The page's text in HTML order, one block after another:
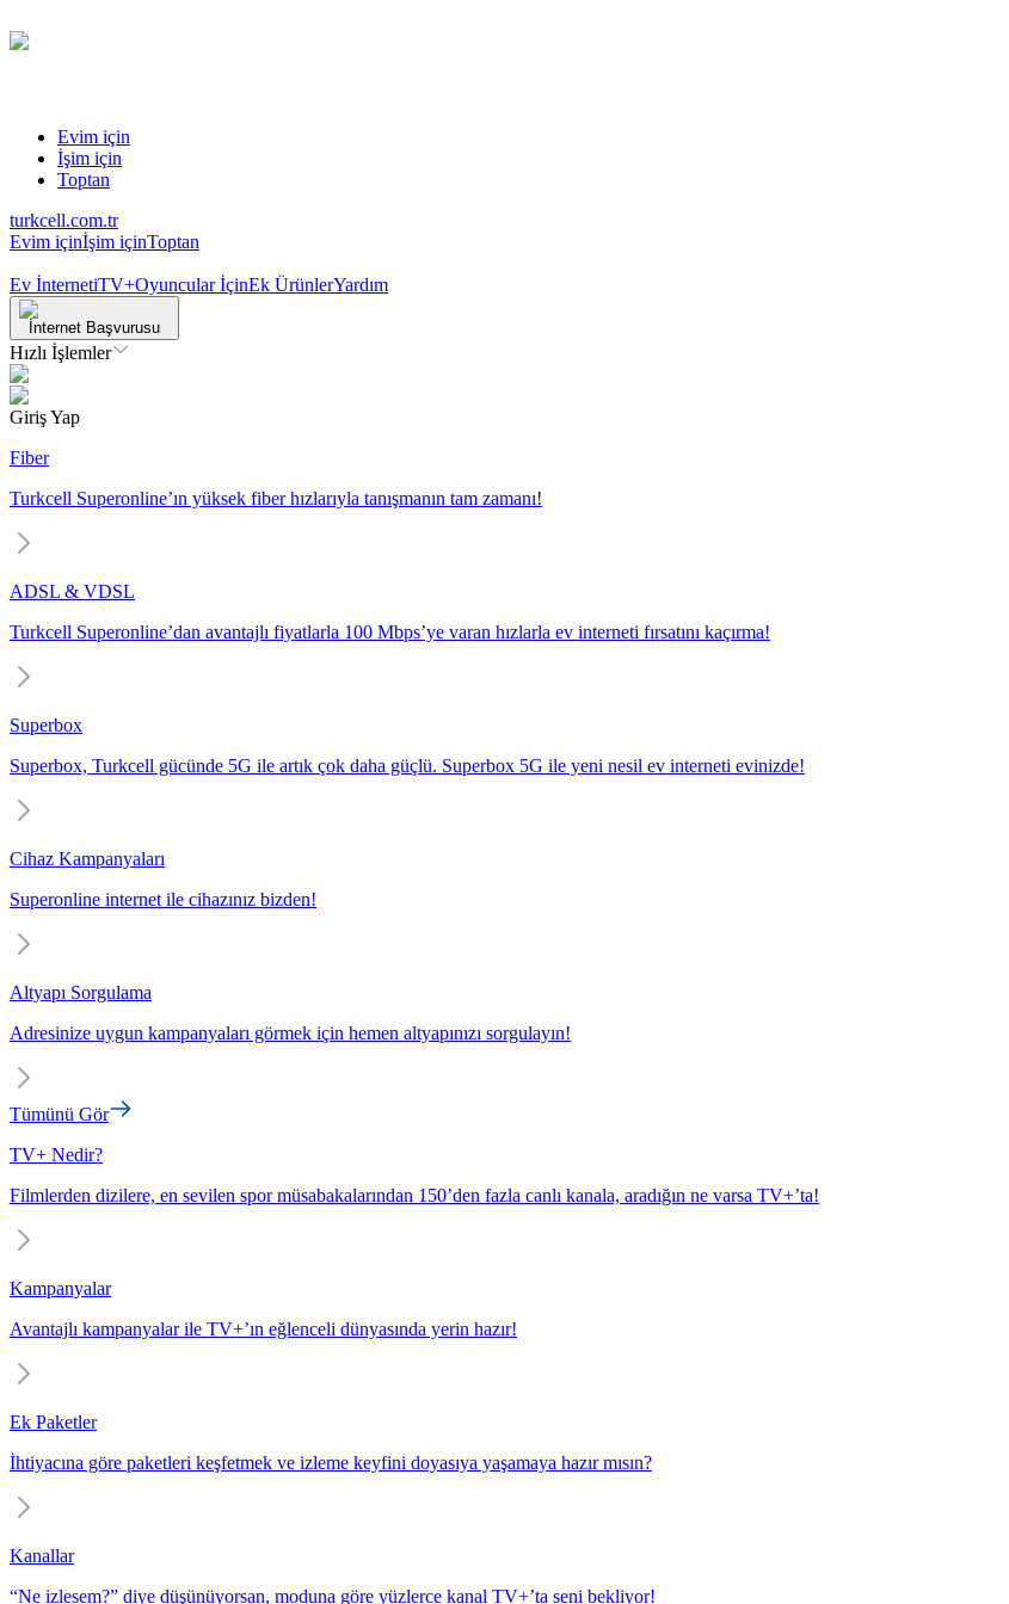
Evim için
İşim için
Toptan
turkcell.com.tr
Evim içinİşim içinToptan
Ev İnternetiTV+Oyuncular İçinEk ÜrünlerYardım
İnternet Başvurusu
Hızlı İşlemler
Giriş Yap
Fiber
Turkcell Superonline’ın yüksek fiber hızlarıyla tanışmanın tam zamanı!
ADSL & VDSL
Turkcell Superonline’dan avantajlı fiyatlarla 100 Mbps’ye varan hızlarla ev interneti fırsatını kaçırma!
Superbox
Superbox, Turkcell gücünde 5G ile artık çok daha güçlü. Superbox 5G ile yeni nesil ev interneti evinizde!
Cihaz Kampanyaları
Superonline internet ile cihazınız bizden!
Altyapı Sorgulama
Adresinize uygun kampanyaları görmek için hemen altyapınızı sorgulayın!
Tümünü Gör
TV+ Nedir?
Filmlerden dizilere, en sevilen spor müsabakalarından 150’den fazla canlı kanala, aradığın ne varsa TV+’ta!
Kampanyalar
Avantajlı kampanyalar ile TV+’ın eğlenceli dünyasında yerin hazır!
Ek Paketler
İhtiyacına göre paketleri keşfetmek ve izleme keyfini doyasıya yaşamaya hazır mısın?
Kanallar
“Ne izlesem?” diye düşünüyorsan, moduna göre yüzlerce kanal TV+’ta seni bekliyor!